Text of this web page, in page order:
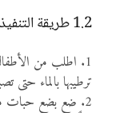
1.2 طريقة التنفيذ
1. اطلب من
ترطيبها بالماء
2. ضع بضع حبات